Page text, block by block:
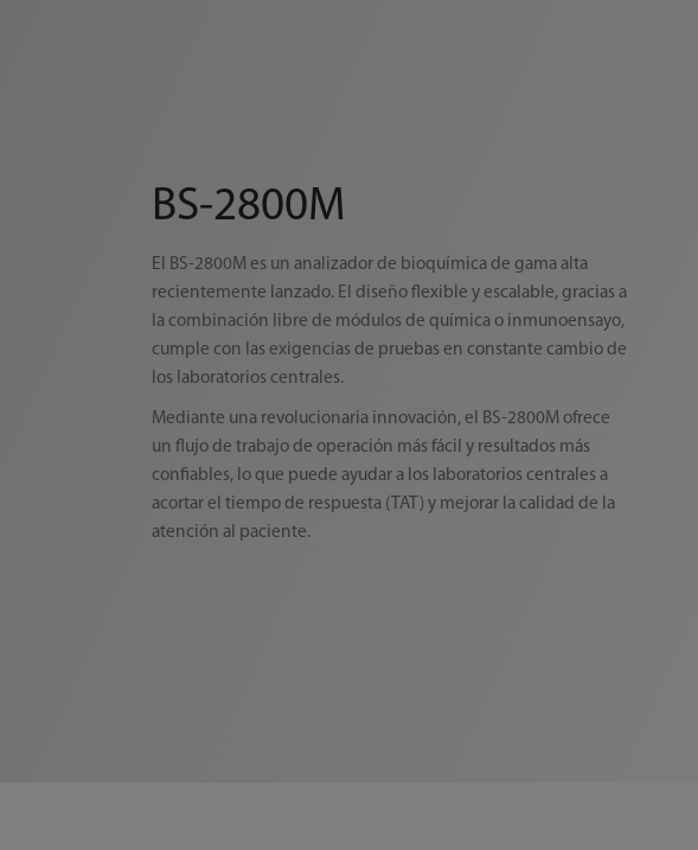
BS-2800M
El BS-2800M es un analizador de bioquímica de gama alta
recientemente lanzado. El diseño flexible y escalable, gracias a
la combinación libre de módulos de química o inmunoensayo,
cumple con las exigencias de pruebas en constante cambio de
los laboratorios centrales.
Mediante una revolucionaria innovación, el BS-2800M ofrece
un flujo de trabajo de operación más fácil y resultados más
confiables, lo que puede ayudar a los laboratorios centrales a
acortar el tiempo de respuesta (TAT) y mejorar la calidad de la
atención al paciente.